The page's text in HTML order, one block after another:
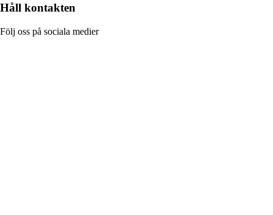
Håll kontakten
Följ oss på sociala medier